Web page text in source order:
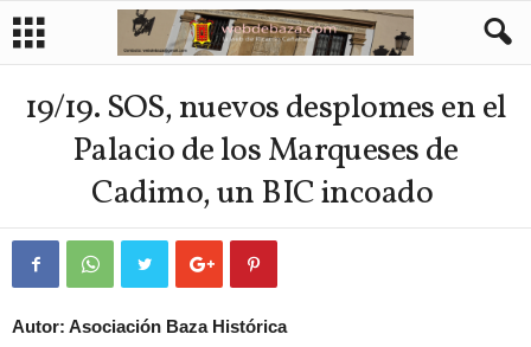
19/19. SOS, nuevos desplomes en el
Palacio de los Marqueses de
Cadimo, un BIC incoado
Autor: Asociación Baza Histórica